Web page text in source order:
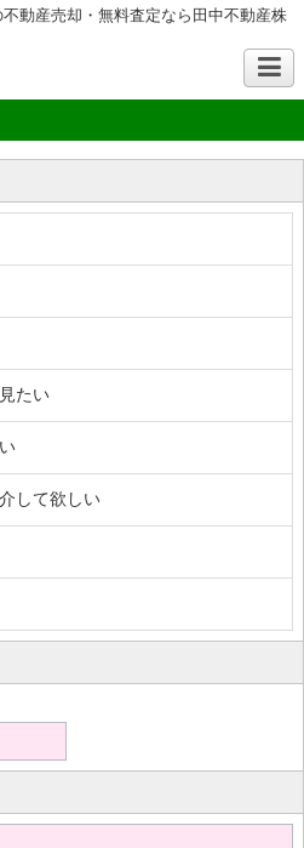
動産売却・無料査定なら田中不動産株
たい
して欲しい